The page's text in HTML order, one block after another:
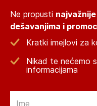
Ne propusti
dešavanjima i
Kratki imejlovi za
Nikad te nećemo
informacijama